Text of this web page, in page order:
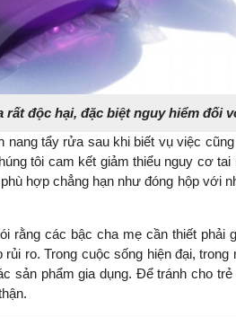
độc hại, đặc biệt nguy hiểm đối
nang tẩy rửa sau khi biết vụ việc cũng
tôi cam kết giảm thiểu nguy cơ tai
hợp chẳng hạn như đóng hộp với
rằng các bậc cha mẹ cần thiết phải
ro. Trong cuộc sống hiện đại, trong
sản phẩm gia dụng. Để tránh cho